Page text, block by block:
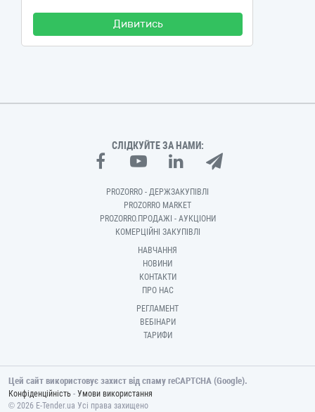
Дивитись
СЛІДКУЙТЕ ЗА НАМИ:
PROZORRO - ДЕРЖЗАКУПІВЛІ
PROZORRO MARKET
PROZORRO.ПРОДАЖІ - АУКЦІОНИ
КОМЕРЦІЙНІ ЗАКУПІВЛІ
НАВЧАННЯ
НОВИНИ
КОНТАКТИ
ПРО НАС
РЕГЛАМЕНТ
ВЕБІНАРИ
ТАРИФИ
Цей сайт використовує захист від спаму reCAPTCHA (Google).
Конфіденційність - Умови використання
© 2026 E-Tender.ua Усі права захищено